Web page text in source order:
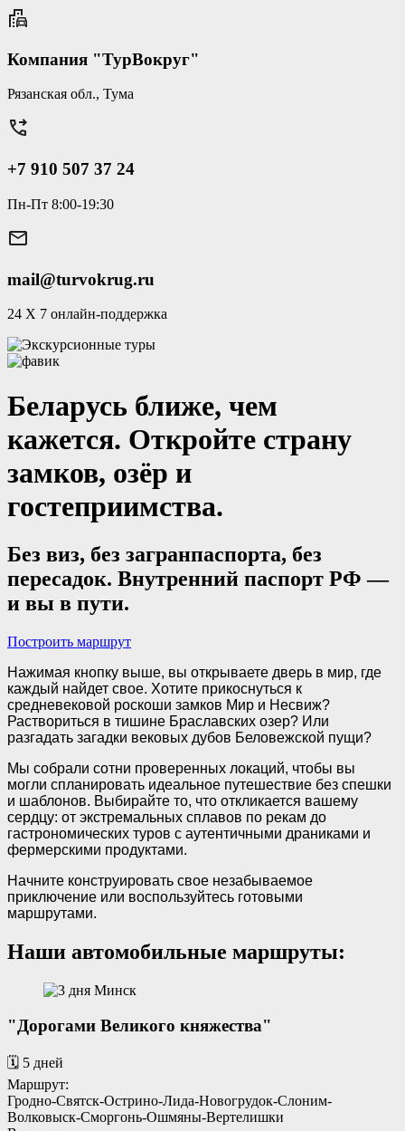
Компания "ТурВокруг"
Рязанская обл., Тума
+7 910 507 37 24
Пн-Пт 8:00-19:30
mail@turvokrug.ru
24 Х 7 онлайн-поддержка
Беларусь ближе, чем
кажется. Откройте страну
замков, озёр и
гостеприимства.
Без виз, без загранпаспорта, без
пересадок. Внутренний паспорт РФ —
и вы в пути.
Построить маршрут
Нажимая кнопку выше, вы открываете дверь в мир, где
каждый найдет свое. Хотите прикоснуться к
средневековой роскоши замков Мир и Несвиж?
Раствориться в тишине Браславских озер? Или
разгадать загадки вековых дубов Беловежской пущи?
Мы собрали сотни проверенных локаций, чтобы вы
могли спланировать идеальное путешествие без спешки
и шаблонов. Выбирайте то, что откликается вашему
сердцу: от экстремальных сплавов по рекам до
гастрономических туров с аутентичными драниками и
фермерскими продуктами.
Начните конструировать свое незабываемое
приключение или воспользуйтесь готовыми
маршрутами.
Наши автомобильные маршруты:
"Дорогами Великого княжества"
🗓️ 5 дней
Маршрут:
Гродно-Святск-Острино-Лида-Новогрудок-Слоним-
Волковыск-Сморгонь-Ошмяны-Вертелишки